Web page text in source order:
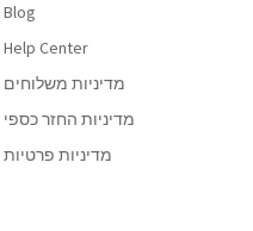
Blog
Help Center
מדיניות משלוחים
מדיניות החזר כספי
מדיניות פרטיות